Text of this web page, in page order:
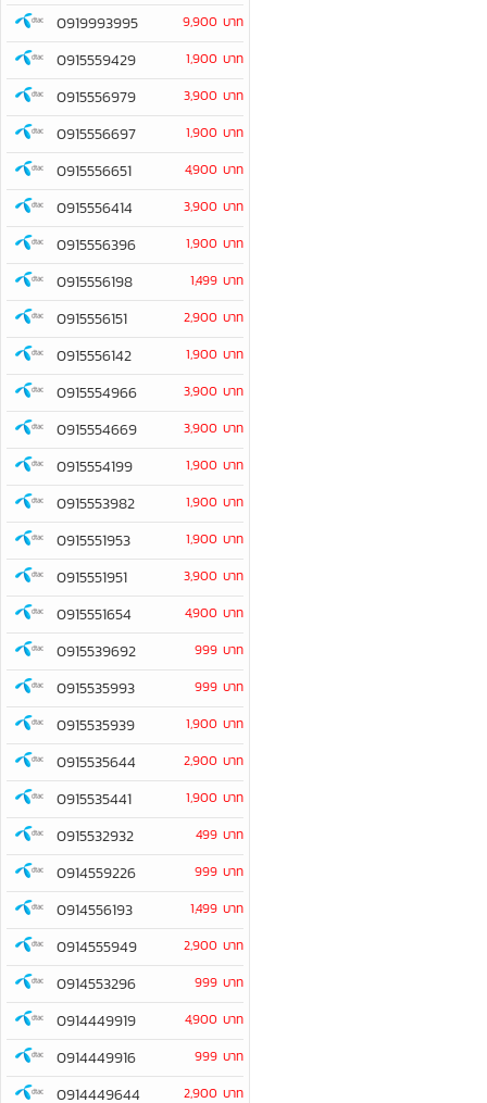
0919993995 9,900 บาท
0915559429 1,900 บาท
0915556979 3,900 บาท
0915556697 1,900 บาท
0915556651 4,900 บาท
0915556414 3,900 บาท
0915556396 1,900 บาท
0915556198 1,499 บาท
0915556151 2,900 บาท
0915556142 1,900 บาท
0915554966 3,900 บาท
0915554669 3,900 บาท
0915554199 1,900 บาท
0915553982 1,900 บาท
0915551953 1,900 บาท
0915551951 3,900 บาท
0915551654 4,900 บาท
0915539692 999 บาท
0915535993 999 บาท
0915535939 1,900 บาท
0915535644 2,900 บาท
0915535441 1,900 บาท
0915532932 499 บาท
0914559226 999 บาท
0914556193 1,499 บาท
0914555949 2,900 บาท
0914553296 999 บาท
0914449919 4,900 บาท
0914449916 999 บาท
0914449644 2,900 บาท